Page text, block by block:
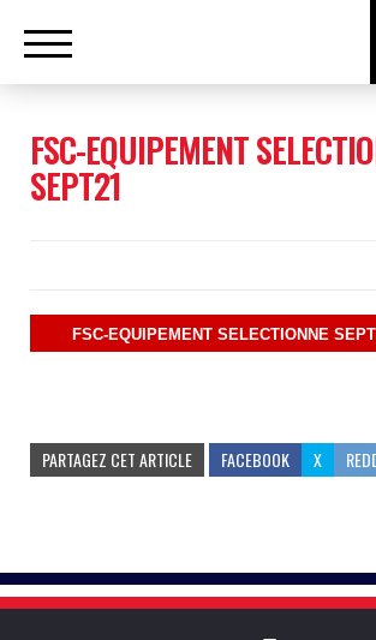
FSC-EQUIPEMENT
SEPT21
FSC-EQUIPEMENT SELECTIONNE
PARTAGEZ CET ARTICLE FACEBOOK X